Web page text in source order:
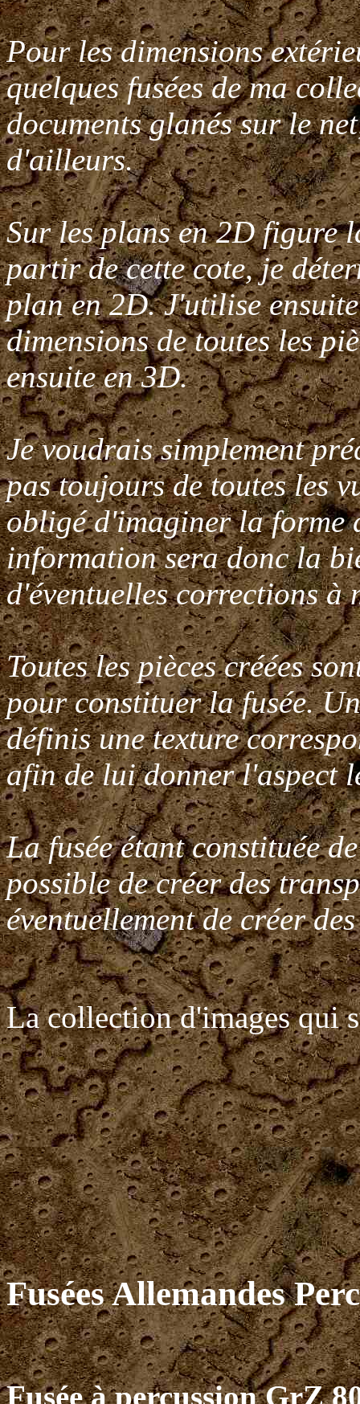
Pour les dimensions
quelques fusées de ma
documents glanés sur le
d'ailleurs.
Sur les plans en 2D figure
partir de cette cote, je
plan en 2D. J'utilise
dimensions de toutes les
ensuite en 3D.
Je voudrais simplement
pas toujours de toutes les
obligé d'imaginer la forme
information sera donc la
d'éventuelles corrections à
Toutes les pièces créées
pour constituer la fusée.
définis une texture
afin de lui donner l'aspect
La fusée étant constituée
possible de créer des
éventuellement de créer
La collection d'images qui
Fusées Allemandes
Fusée à percussion GrZ